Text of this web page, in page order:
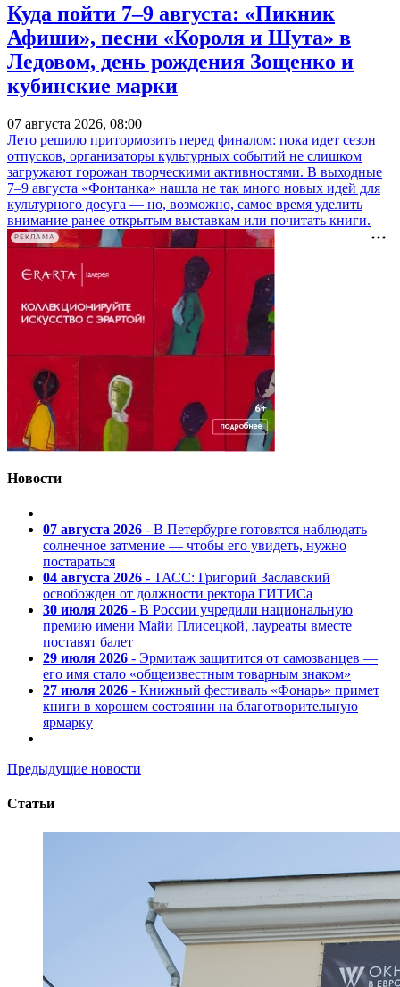
Куда пойти 7–9 августа: «Пикник
Афиши», песни «Короля и Шута» в
Ледовом, день рождения Зощенко и
кубинские марки
07 августа 2026, 08:00
Лето решило притормозить перед финалом: пока идет сезон
отпусков, организаторы культурных событий не слишком
загружают горожан творческими активностями. В выходные
7–9 августа «Фонтанка» нашла не так много новых идей для
культурного досуга — но, возможно, самое время уделить
внимание ранее открытым выставкам или почитать книги.
РЕКЛАМА
Новости
07 августа 2026 - В Петербурге готовятся наблюдать
солнечное затмение — чтобы его увидеть, нужно
постараться
04 августа 2026 - ТАСС: Григорий Заславский
освобожден от должности ректора ГИТИСа
30 июля 2026 - В России учредили национальную
премию имени Майи Плисецкой, лауреаты вместе
поставят балет
29 июля 2026 - Эрмитаж защитится от самозванцев —
его имя стало «общеизвестным товарным знаком»
27 июля 2026 - Книжный фестиваль «Фонарь» примет
книги в хорошем состоянии на благотворительную
ярмарку
Предыдущие новости
Статьи